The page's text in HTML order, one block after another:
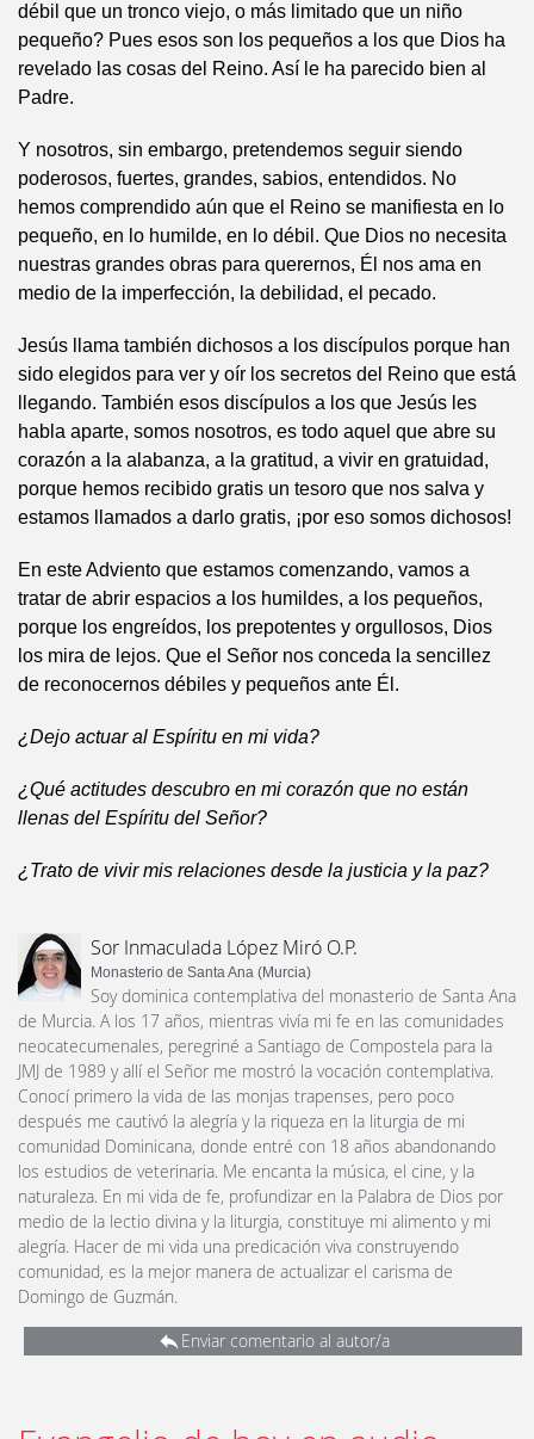
débil que un tronco viejo, o más limitado que un niño
pequeño? Pues esos son los pequeños a los que Dios ha
revelado las cosas del Reino. Así le ha parecido bien al
Padre.
Y nosotros, sin embargo, pretendemos seguir siendo
poderosos, fuertes, grandes, sabios, entendidos. No
hemos comprendido aún que el Reino se manifiesta en lo
pequeño, en lo humilde, en lo débil. Que Dios no necesita
nuestras grandes obras para querernos, Él nos ama en
medio de la imperfección, la debilidad, el pecado.
Jesús llama también dichosos a los discípulos porque han
sido elegidos para ver y oír los secretos del Reino que está
llegando. También esos discípulos a los que Jesús les
habla aparte, somos nosotros, es todo aquel que abre su
corazón a la alabanza, a la gratitud, a vivir en gratuidad,
porque hemos recibido gratis un tesoro que nos salva y
estamos llamados a darlo gratis, ¡por eso somos dichosos!
En este Adviento que estamos comenzando, vamos a
tratar de abrir espacios a los humildes, a los pequeños,
porque los engreídos, los prepotentes y orgullosos, Dios
los mira de lejos. Que el Señor nos conceda la sencillez
de reconocernos débiles y pequeños ante Él.
¿Dejo actuar al Espíritu en mi vida?
¿Qué actitudes descubro en mi corazón que no están
llenas del Espíritu del Señor?
¿Trato de vivir mis relaciones desde la justicia y la paz?
Sor Inmaculada López Miró O.P.
Monasterio de Santa Ana (Murcia)
Soy dominica contemplativa del monasterio de Santa Ana
de Murcia. A los 17 años, mientras vivía mi fe en las comunidades
neocatecumenales, peregriné a Santiago de Compostela para la
JMJ de 1989 y allí el Señor me mostró la vocación contemplativa.
Conocí primero la vida de las monjas trapenses, pero poco
después me cautivó la alegría y la riqueza en la liturgia de mi
comunidad Dominicana, donde entré con 18 años abandonando
los estudios de veterinaria. Me encanta la música, el cine, y la
naturaleza. En mi vida de fe, profundizar en la Palabra de Dios por
medio de la lectio divina y la liturgia, constituye mi alimento y mi
alegría. Hacer de mi vida una predicación viva construyendo
comunidad, es la mejor manera de actualizar el carisma de
Domingo de Guzmán.
Enviar comentario al autor/a